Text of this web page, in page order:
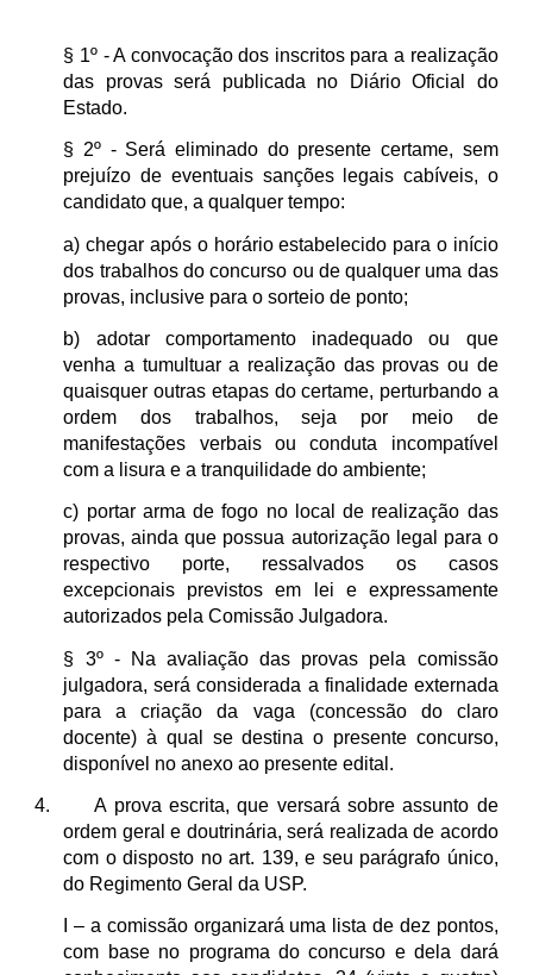
§ 1º - A convocação dos inscritos para a realização
das provas será publicada no Diário Oficial do
Estado.
§ 2º - Será eliminado do presente certame, sem
prejuízo de eventuais sanções legais cabíveis, o
candidato que, a qualquer tempo:
a) chegar após o horário estabelecido para o início
dos trabalhos do concurso ou de qualquer uma das
provas, inclusive para o sorteio de ponto;
b) adotar comportamento inadequado ou que
venha a tumultuar a realização das provas ou de
quaisquer outras etapas do certame, perturbando a
ordem dos trabalhos, seja por meio de
manifestações verbais ou conduta incompatível
com a lisura e a tranquilidade do ambiente;
c) portar arma de fogo no local de realização das
provas, ainda que possua autorização legal para o
respectivo porte, ressalvados os casos
excepcionais previstos em lei e expressamente
autorizados pela Comissão Julgadora.
§ 3º - Na avaliação das provas pela comissão
julgadora, será considerada a finalidade externada
para a criação da vaga (concessão do claro
docente) à qual se destina o presente concurso,
disponível no anexo ao presente edital.
4. A prova escrita, que versará sobre assunto de
ordem geral e doutrinária, será realizada de acordo
com o disposto no art. 139, e seu parágrafo único,
do Regimento Geral da USP.
I – a comissão organizará uma lista de dez pontos,
com base no programa do concurso e dela dará